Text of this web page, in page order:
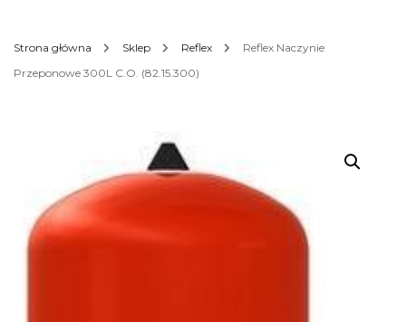
Strona główna Sklep Reflex
Reflex Naczynie
Przeponowe 300L C.O. (82.15.300)